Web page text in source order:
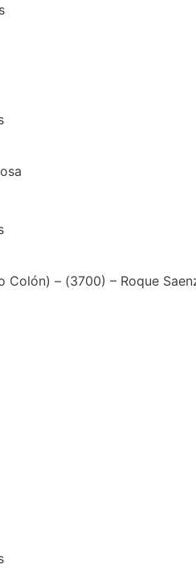
– (3700) – Roque